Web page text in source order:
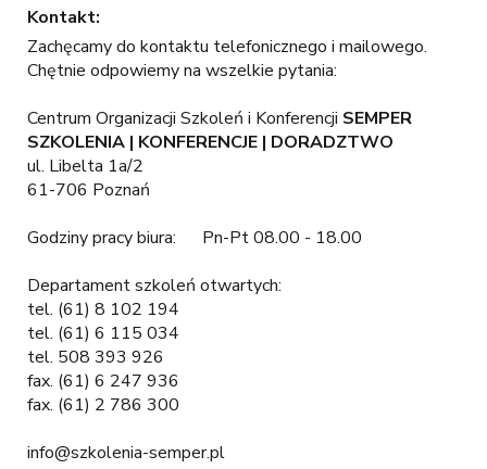
Kontakt:
Zachęcamy do kontaktu telefonicznego i mailowego.
Chętnie odpowiemy na wszelkie pytania:
Centrum Organizacji Szkoleń i Konferencji SEMPER
SZKOLENIA | KONFERENCJE | DORADZTWO
ul. Libelta 1a/2
61-706 Poznań
Godziny pracy biura: Pn-Pt 08.00 - 18.00
Departament szkoleń otwartych:
tel. (61) 8 102 194
tel. (61) 6 115 034
tel. 508 393 926
fax. (61) 6 247 936
fax. (61) 2 786 300
info@szkolenia-semper.pl